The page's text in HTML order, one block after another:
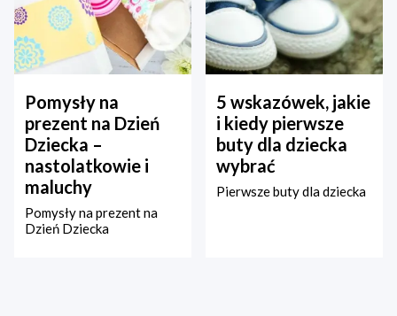
Pomysły na
prezent na Dzień
Dziecka –
nastolatkowie i
maluchy
Pomysły na prezent na
Dzień Dziecka
5 wskazówek, jakie
i kiedy pierwsze
buty dla dziecka
wybrać
Pierwsze buty dla dziecka